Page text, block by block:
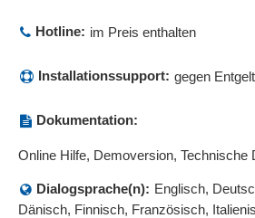
Hotline: im Preis enthalten
Installationssupport: gegen Entgelt
Dokumentation:
Online Hilfe, Demoversion, Technische
Dialogsprache(n): Englisch,
Dänisch, Finnisch, Französisch,